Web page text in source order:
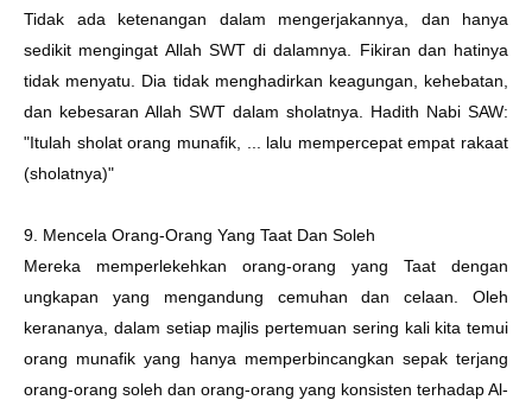
Tidak ada ketenangan dalam mengerjakannya, dan hanya
sedikit mengingat Allah SWT di dalamnya. Fikiran dan hatinya
tidak menyatu. Dia tidak menghadirkan keagungan, kehebatan,
dan kebesaran Allah SWT dalam sholatnya. Hadith Nabi SAW:
"Itulah sholat orang munafik, ... lalu mempercepat empat rakaat
(sholatnya)"
9. Mencela Orang-Orang Yang Taat Dan Soleh
Mereka memperlekehkan orang-orang yang Taat dengan
ungkapan yang mengandung cemuhan dan celaan. Oleh
kerananya, dalam setiap majlis pertemuan sering kali kita temui
orang munafik yang hanya memperbincangkan sepak terjang
orang-orang soleh dan orang-orang yang konsisten terhadap Al-